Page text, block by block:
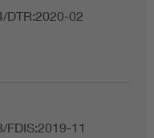
DTR:2020-02
FDIS:2019-11